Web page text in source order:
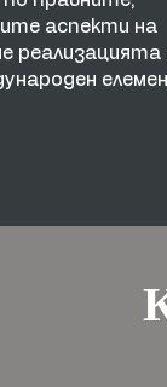
аспекти на
реализацията